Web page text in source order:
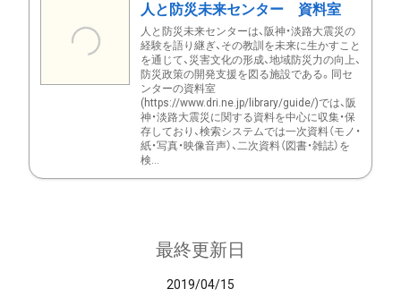
人と防災未来センター 資料室
人と防災未来センターは、阪神・淡路大震災の
経験を語り継ぎ、その教訓を未来に生かすこと
を通じて、災害文化の形成、地域防災力の向上、
防災政策の開発支援を図る施設である。同セ
ンターの資料室
(https://www.dri.ne.jp/library/guide/)では、阪
神・淡路大震災に関する資料を中心に収集・保
存しており、検索システムでは一次資料（モノ・
紙・写真・映像音声）、二次資料（図書・雑誌）を
検...
最終更新日
2019/04/15